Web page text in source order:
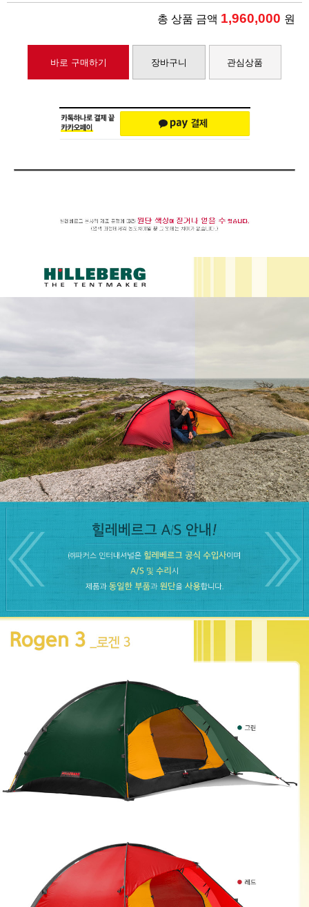
총 상품 금액 1,960,000 원
바로 구매하기 장바구니 관심상품